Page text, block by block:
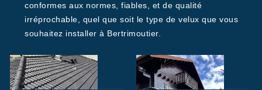
conformes aux normes, fiables, et de qualité
irréprochable, quel que soit le type de velux que vous
souhaitez installer à Bertrimoutier.